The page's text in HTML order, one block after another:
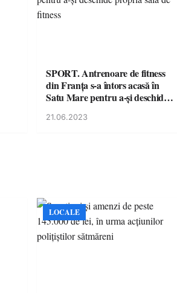
SPORT. Antrenoare de fitness
din Franța s-a întors acasă în
Satu Mare pentru a-și deschide
21.06.2023
LOCALE